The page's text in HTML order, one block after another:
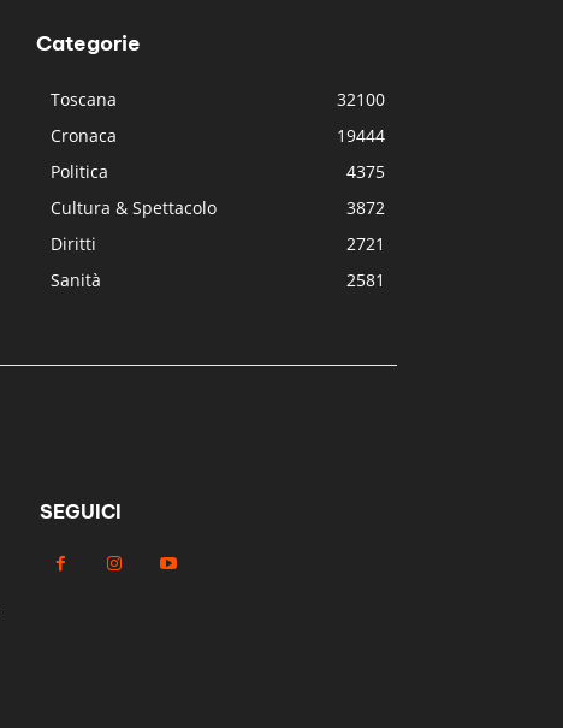
Categorie
Toscana
32100
Cronaca
19444
Politica
4375
Cultura & Spettacolo
3872
Diritti
2721
Sanità
2581
SEGUICI